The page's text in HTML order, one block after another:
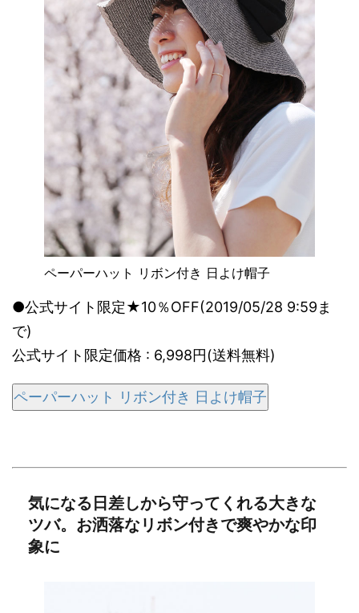
ペーパーハット リボン付き 日よけ帽子
●公式サイト限定★10％OFF(2019/05/28 9:59ま
で)
公式サイト限定価格 : 6,998円(送料無料)
ペーパーハット リボン付き 日よけ帽子
気になる日差しから守ってくれる大きな
ツバ。お洒落なリボン付きで爽やかな印
象に